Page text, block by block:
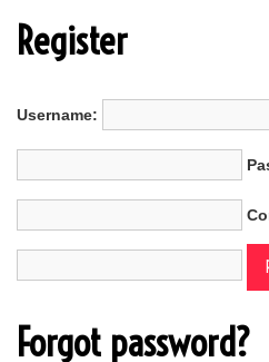
Register
Username:
Forgot password?